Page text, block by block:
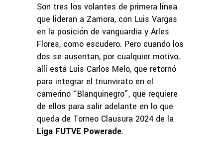
Son tres los volantes de primera línea
que lideran a Zamora, con Luis Vargas
en la posición de vanguardia y Arles
Flores, como escudero. Pero cuando los
dos se ausentan, por cualquier motivo,
allí está Luis Carlos Melo, que retornó
para integrar el triunvirato en el
camerino “Blanquinegro”, que requiere
de ellos para salir adelante en lo que
queda de Torneo Clausura 2024 de la
Liga FUTVE Powerade.